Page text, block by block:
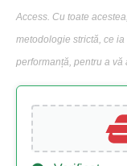
Access. Cu toate
metodologie strictă, ce
performanță, pentru a